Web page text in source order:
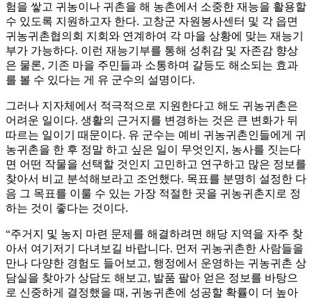
험을 쌓고 귀농이나 귀촌을 해 농촌에서 소중한 재능을 활용할
수 있도록 지원하고자 한다. 고창군 자원봉사센터 및 각 읍면
귀농귀촌협의회 지회와 연계하여 각 마을 상황에 맞는 재능기
부가 가능하다. 이런 재능기부를 통해 성취감 및 자존감 향상
은 물론, 기존 마을 주민들과 소통하며 갈등도 해소되는 효과
를 볼 수 있다는 게 유 군수의 설명이다.
그러나 지자체에서 적극적으로 지원한다고 해도 귀농귀촌은
어려운 일이다. 생활의 근거지를 변경하는 것은 큰 변화가 뒤
따르는 일이기 때문이다. 유 군수는 예비 귀농귀촌인들에게 귀
농귀촌을 한 후 정말 하고 싶은 일이 무엇인지, 농사를 짓는다
면 어떤 작물을 선택할 것인지 고민하고 연구하고 많은 정보를
찾아서 비교 분석해보라고 조언했다. 목표를 분명히 설정한 다
음 그 목표를 이룰 수 있는 가장 적절한 곳을 귀농귀촌지로 정
하는 것이 좋다는 것이다.
“주거지 및 농지 마련 문제를 해결하려면 해당 지역을 자주 찾
아서 여기저기 다녀보길 바랍니다. 먼저 귀농귀촌한 사람들을
만나 다양한 경험도 들어보고, 행정에서 운영하는 귀농귀촌 상
담실을 찾아가 상담도 해보고, 발품 팔아 얻은 정보를 바탕으
로 신중하게 결정했을 때, 귀농귀촌에 성공할 확률이 더 높아